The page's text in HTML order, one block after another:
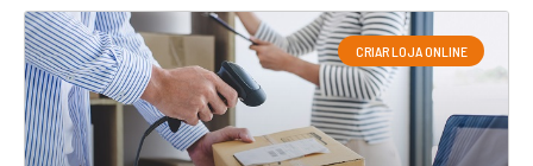
CRIAR LOJA ONLINE